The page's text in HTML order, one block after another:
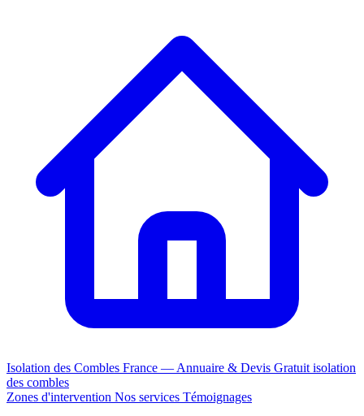
Isolation des Combles France — Annuaire & Devis Gratuit isolation
des combles
Zones d'intervention Nos services Témoignages